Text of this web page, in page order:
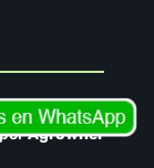
porTintas
porAgrowner